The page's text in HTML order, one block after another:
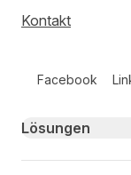
Kontakt
Facebook
Primary footer
Lösungen